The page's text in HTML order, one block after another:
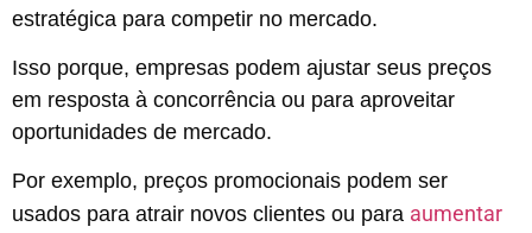
estratégica para competir no mercado.
Isso porque, empresas podem ajustar seus preços
em resposta à concorrência ou para aproveitar
oportunidades de mercado.
Por exemplo, preços promocionais podem ser
usados para atrair novos clientes ou para aumentar